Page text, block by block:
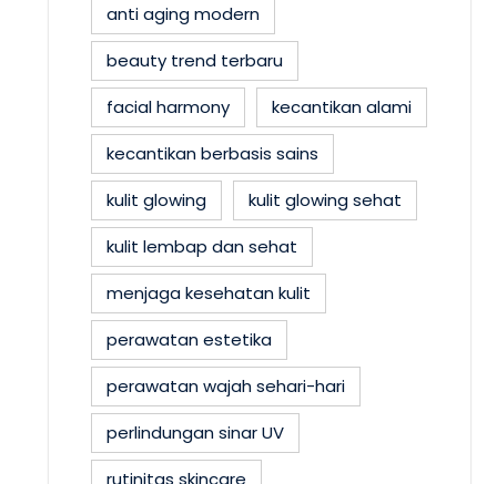
anti aging modern
beauty trend terbaru
facial harmony
kecantikan alami
kecantikan berbasis sains
kulit glowing
kulit glowing sehat
kulit lembap dan sehat
menjaga kesehatan kulit
perawatan estetika
perawatan wajah sehari-hari
perlindungan sinar UV
rutinitas skincare